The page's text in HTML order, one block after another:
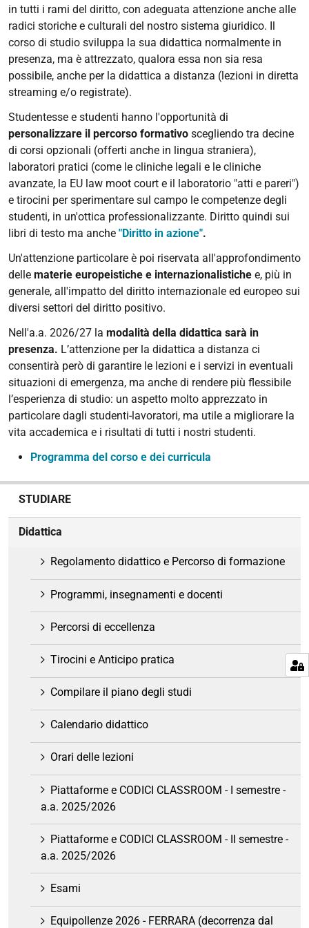
in tutti i rami del diritto, con adeguata attenzione anche alle
radici storiche e culturali del nostro sistema giuridico. Il
corso di studio sviluppa la sua didattica normalmente in
presenza, ma è attrezzato, qualora essa non sia resa
possibile, anche per la didattica a distanza (lezioni in diretta
streaming e/o registrate).
Studentesse e studenti hanno l'opportunità di
personalizzare il percorso formativo scegliendo tra decine
di corsi opzionali (offerti anche in lingua straniera),
laboratori pratici (come le cliniche legali e le cliniche
avanzate, la EU law moot court e il laboratorio "atti e pareri")
e tirocini per sperimentare sul campo le competenze degli
studenti, in un'ottica professionalizzante. Diritto quindi sui
libri di testo ma anche "Diritto in azione".
Un'attenzione particolare è poi riservata all'approfondimento
delle materie europeistiche e internazionalistiche e, più in
generale, all'impatto del diritto internazionale ed europeo sui
diversi settori del diritto positivo.
Nell'a.a. 2026/27 la modalità della didattica sarà in
presenza. L’attenzione per la didattica a distanza ci
consentirà però di garantire le lezioni e i servizi in eventuali
situazioni di emergenza, ma anche di rendere più flessibile
l’esperienza di studio: un aspetto molto apprezzato in
particolare dagli studenti-lavoratori, ma utile a migliorare la
vita accademica e i risultati di tutti i nostri studenti.
Programma del corso e dei curricula
STUDIARE
Didattica
Regolamento didattico e Percorso di formazione
Programmi, insegnamenti e docenti
Percorsi di eccellenza
Tirocini e Anticipo pratica
Compilare il piano degli studi
Calendario didattico
Orari delle lezioni
Piattaforme e CODICI CLASSROOM - I semestre -
a.a. 2025/2026
Piattaforme e CODICI CLASSROOM - II semestre -
a.a. 2025/2026
Esami
Equipollenze 2026 - FERRARA (decorrenza dal